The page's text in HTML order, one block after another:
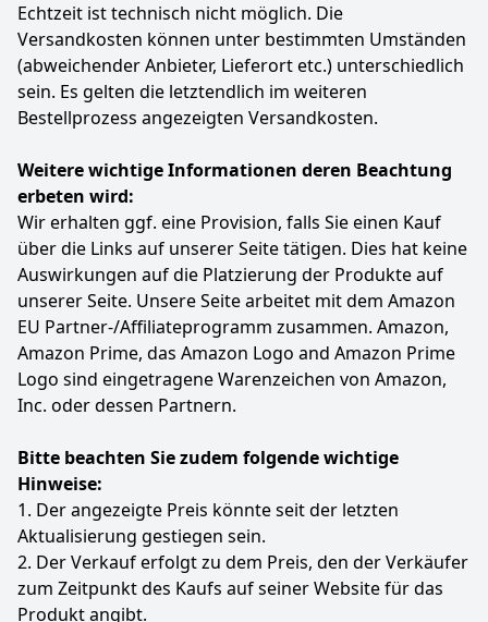
Echtzeit ist technisch nicht möglich. Die
Versandkosten können unter bestimmten Umständen
(abweichender Anbieter, Lieferort etc.) unterschiedlich
sein. Es gelten die letztendlich im weiteren
Bestellprozess angezeigten Versandkosten.
Weitere wichtige Informationen deren Beachtung
erbeten wird:
Wir erhalten ggf. eine Provision, falls Sie einen Kauf
über die Links auf unserer Seite tätigen. Dies hat keine
Auswirkungen auf die Platzierung der Produkte auf
unserer Seite. Unsere Seite arbeitet mit dem Amazon
EU Partner-/Affiliateprogramm zusammen. Amazon,
Amazon Prime, das Amazon Logo and Amazon Prime
Logo sind eingetragene Warenzeichen von Amazon,
Inc. oder dessen Partnern.
Bitte beachten Sie zudem folgende wichtige
Hinweise:
1. Der angezeigte Preis könnte seit der letzten
Aktualisierung gestiegen sein.
2. Der Verkauf erfolgt zu dem Preis, den der Verkäufer
zum Zeitpunkt des Kaufs auf seiner Website für das
Produkt angibt.